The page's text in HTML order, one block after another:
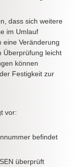
dass sich weitere
im Umlauf
eine Veränderung
Überprüfung leicht
können
Festigkeit zur
vor:
befindet
überprüft